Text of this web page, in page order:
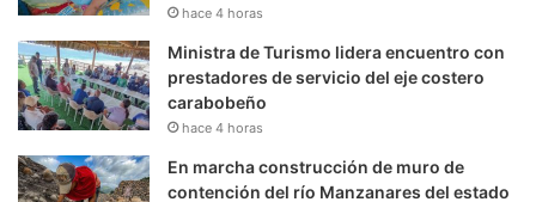
hace 4 horas
Ministra de Turismo lidera encuentro con
prestadores de servicio del eje costero
carabobeño
hace 4 horas
En marcha construcción de muro de
contención del río Manzanares del estado